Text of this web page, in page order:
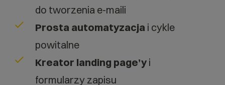
do tworzenia e-maili
Prosta automatyzacja i cykle
powitalne
Kreator landing page’y i
formularzy zapisu